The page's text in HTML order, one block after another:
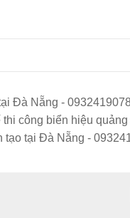
Đà Nẵng -
thi công biển hiệu
tạo tại Đà Nẵng -